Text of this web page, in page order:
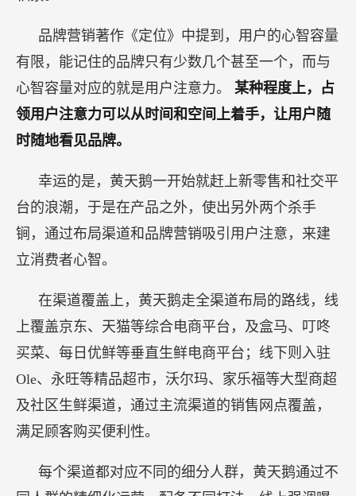
品牌营销著作《定位》中提到，用户的心智容量
有限，能记住的品牌只有少数几个甚至一个，而与
心智容量对应的就是用户注意力。 某种程度上，占
领用户注意力可以从时间和空间上着手，让用户随
时随地看见品牌。
幸运的是，黄天鹅一开始就赶上新零售和社交平
台的浪潮，于是在产品之外，使出另外两个杀手
锏，通过布局渠道和品牌营销吸引用户注意，来建
立消费者心智。
在渠道覆盖上，黄天鹅走全渠道布局的路线，线
上覆盖京东、天猫等综合电商平台，及盒马、叮咚
买菜、每日优鲜等垂直生鲜电商平台；线下则入驻
Ole、永旺等精品超市，沃尔玛、家乐福等大型商超
及社区生鲜渠道，通过主流渠道的销售网点覆盖，
满足顾客购买便利性。
每个渠道都对应不同的细分人群，黄天鹅通过不